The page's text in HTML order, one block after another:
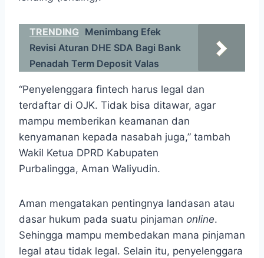
TRENDING Menimbang Efek
Revisi Aturan DHE SDA Bagi Bank
Penadah Term Deposit Valas
“Penyelenggara fintech harus legal dan
terdaftar di OJK. Tidak bisa ditawar, agar
mampu memberikan keamanan dan
kenyamanan kepada nasabah juga,” tambah
Wakil Ketua DPRD Kabupaten
Purbalingga, Aman Waliyudin.
Aman mengatakan pentingnya landasan atau
dasar hukum pada suatu pinjaman online.
Sehingga mampu membedakan mana pinjaman
legal atau tidak legal. Selain itu, penyelenggara